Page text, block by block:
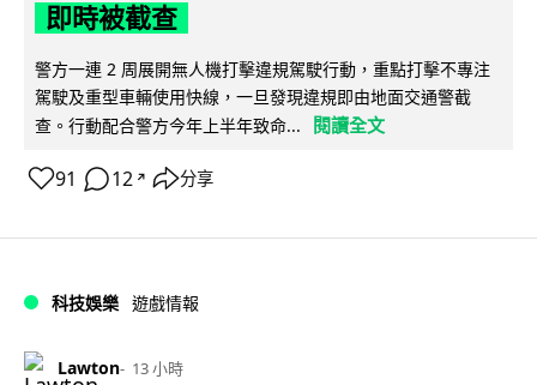
即時被截查
警方一連 2 周展開無人機打擊違規駕駛行動，重點打擊不專注
駕駛及重型車輛使用快線，一旦發現違規即由地面交通警截
查。行動配合警方今年上半年致命...
閱讀全文
91 12 ↗ 分享
科技娛樂 遊戲情報
Lawton 13 小時